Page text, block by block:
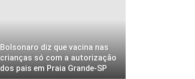
Bolsonaro diz que vacina nas
crianças só com a autorização
dos pais em Praia Grande-SP